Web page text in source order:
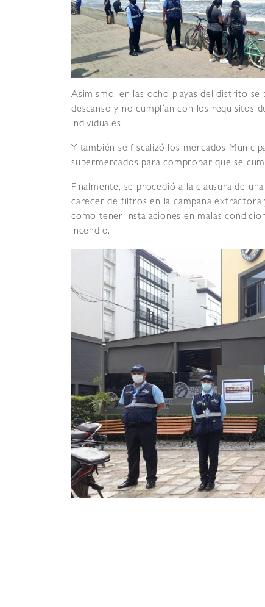
Asimismo, en las ocho playas del distrito
descanso y no cumplían con los requisitos
individuales.
Y también se fiscalizó los mercados
supermercados para comprobar que se
Finalmente, se procedió a la clausura de
carecer de filtros en la campana
como tener instalaciones en malas
incendio.